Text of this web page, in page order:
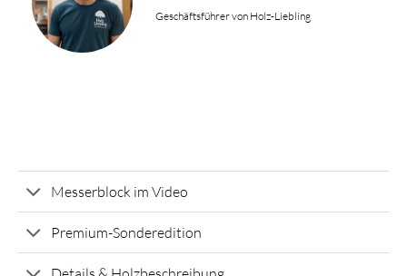
Geschäftsführer von Holz-Liebling
Messerblock im Video
Premium-Sonderedition